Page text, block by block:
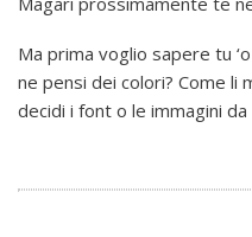
Ma prima voglio sapere tu
ne pensi dei colori? Come li
decidi i font o le immagini da